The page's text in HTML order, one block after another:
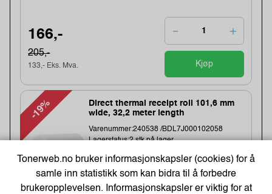
166,-
205,-
133,- Eks. Mva. Kjøp
-19%
Direct thermal receipt roll 101,6 mm
wide, 32,2 meter length
Varenummer:240538 /BDL7J000102058
Lagerstatus:2 stk på lager.
Obs, kun2 Stk. til denne tilbudsprisen
Bestillingsvare - Produktet kan ikke bli returnert
eller kansellert etter ordrebek...
Tonerweb.no bruker informasjonskapsler (cookies) for å
samle inn statistikk som kan bidra til å forbedre
brukeropplevelsen. Informasjonskapsler er viktig for at